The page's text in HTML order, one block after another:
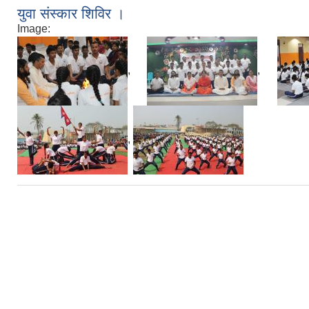
युवा संस्कार शिविर ।
Image:
, ,
,